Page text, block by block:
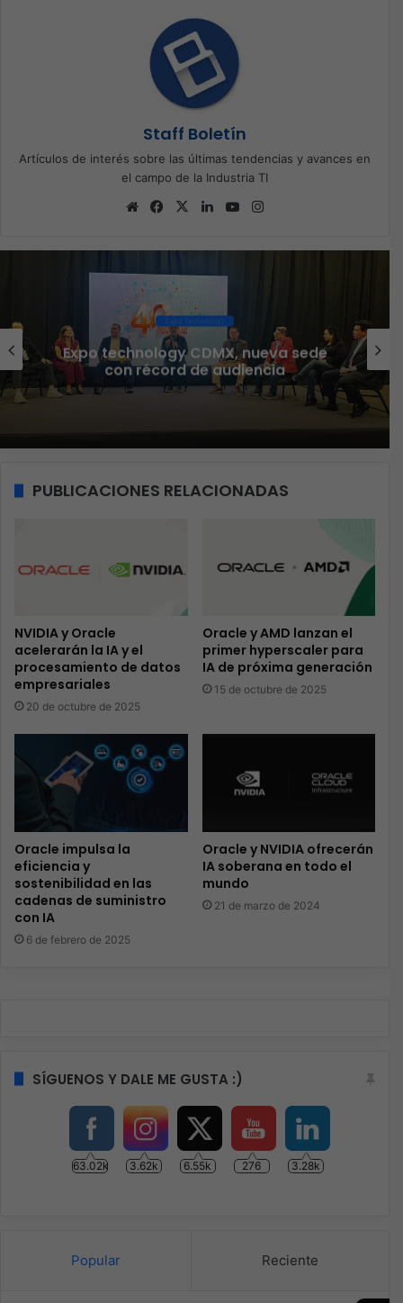
Staff Boletín
Artículos de interés sobre las últimas tendencias y avances en
el campo de la Industria TI
Sitio
Facebook
X LinkedInYouTube
Expo Technology
Expo technology CDMX, nueva sede
con récord de audiencia
PUBLICACIONES RELACIONADAS
NVIDIA y Oracle
acelerarán la IA y el
procesamiento de datos
empresariales
20 de octubre de 2025
Oracle y AMD lanzan el
primer hyperscaler para
IA de próxima generación
15 de octubre de 2025
Oracle impulsa la
eficiencia y
sostenibilidad en las
cadenas de suministro
con IA
6 de febrero de 2025
Oracle y NVIDIA ofrecerán
IA soberana en todo el
mundo
21 de marzo de 2024
SÍGUENOS Y DALE ME GUSTA :)
63.02k 3.62k 6.55k 276 3.28k
Popular Reciente